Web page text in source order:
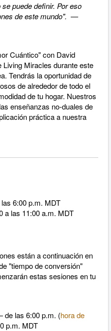
puede definir. Por eso
de este mundo". —
Cuántico" con David
Living Miracles durante este
Tendrás la oportunidad de
de alrededor de todo el
de tu hogar. Nuestros
enseñanzas no-duales de
práctica a nuestra
6:00 p.m. MDT
a las 11:00 a.m. MDT
están a continuación en
"tiempo de conversión"
estas sesiones en tu
de las 6:00 p.m. (hora de
p.m. MDT